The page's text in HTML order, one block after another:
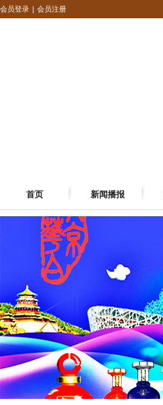
会员登录 会员注册
首页 新闻播报